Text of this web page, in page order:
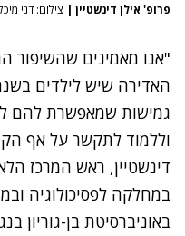
פרופ' אילן דינשטיין | צילום: דני
"אנו מאמינים שהשיפור
האדירה שיש לילדים
גמישות שמאפשרת להם
וללמוד לתקשר על אף
דינשטיין, ראש המרכז
במחלקה לפסיכולוגיה
באוניברסיטת בן-גוריון